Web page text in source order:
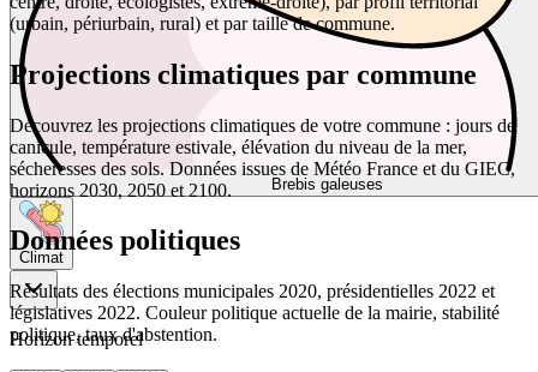
Brebis galeuses
Climat
Horizon temporel
(urbain, périurbain, rural) et par taille de commune.
Projections climatiques par commune
Découvrez les projections climatiques de votre commune : jours de
canicule, température estivale, élévation du niveau de la mer,
sécheresses des sols. Données issues de Météo France et du GIEC,
horizons 2030, 2050 et 2100.
Données politiques
Résultats des élections municipales 2020, présidentielles 2022 et
législatives 2022. Couleur politique actuelle de la mairie, stabilité
politique, taux d'abstention.